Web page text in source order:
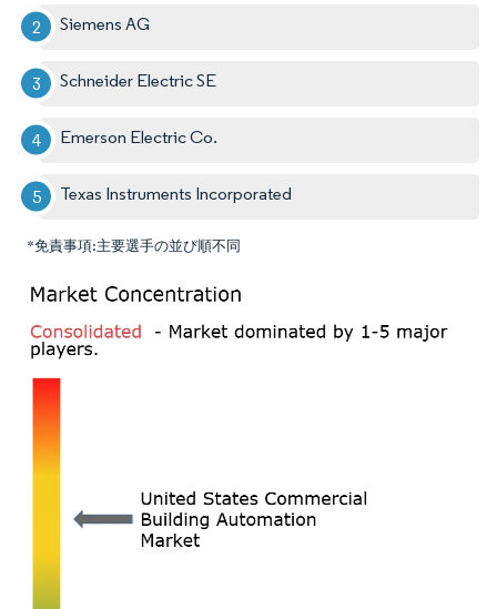
Siemens AG
Schneider Electric SE
Emerson Electric Co.
Texas Instruments Incorporated
*免責事項:主要選手の並び順不同